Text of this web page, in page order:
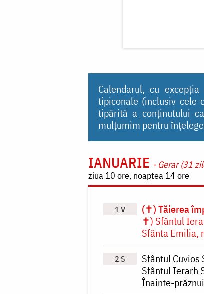
Calendarul, cu
tipiconale (inclusiv cele
tipărită a conținutului
mulțumim pentru
IANUARIE - Gerar (31
ziua 10 ore, noaptea 14 ore
Paginare
1 V
(✝) Tăierea
✝) Sfântul
Sfânta Emilia,
2 S Sfântul Cuvios
Sfântul Ierarh
Înainte-